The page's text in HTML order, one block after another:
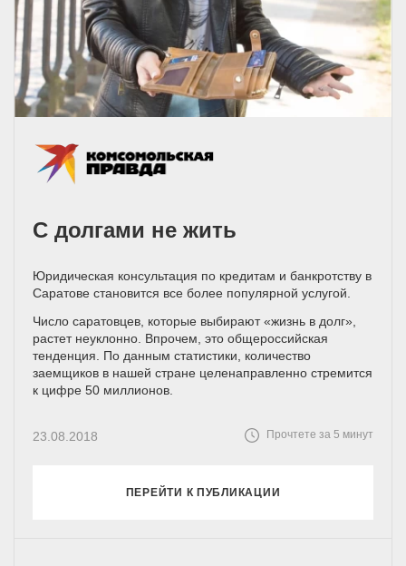
С долгами не жить
Юридическая консультация по кредитам и банкротству в
Саратове становится все более популярной услугой.
Число саратовцев, которые выбирают «жизнь в долг»,
растет неуклонно. Впрочем, это общероссийская
тенденция. По данным статистики, количество
заемщиков в нашей стране целенаправленно стремится
к цифре 50 миллионов.
23.08.2018 Прочтете за 5 минут
ПЕРЕЙТИ К ПУБЛИКАЦИИ